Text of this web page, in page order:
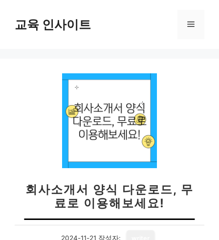
교육 인사이트 메
회사소개서 양식 다운로드, 무
료로 이용해보세요!
2024-11-21 작성자: